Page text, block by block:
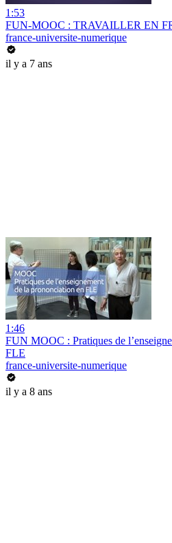
1:53
FUN-MOOC : TRAVAILLER EN
france-universite-numerique
il y a 7 ans
1:46
FUN MOOC : Pratiques de
FLE
france-universite-numerique
il y a 8 ans